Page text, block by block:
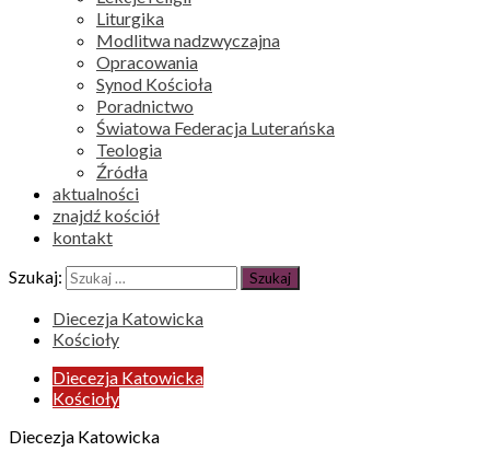
Liturgika
Modlitwa nadzwyczajna
Opracowania
Synod Kościoła
Poradnictwo
Światowa Federacja Luterańska
Teologia
Źródła
aktualności
znajdź kościół
kontakt
Szukaj:
Diecezja Katowicka
Kościoły
Diecezja Katowicka
Kościoły
Diecezja Katowicka